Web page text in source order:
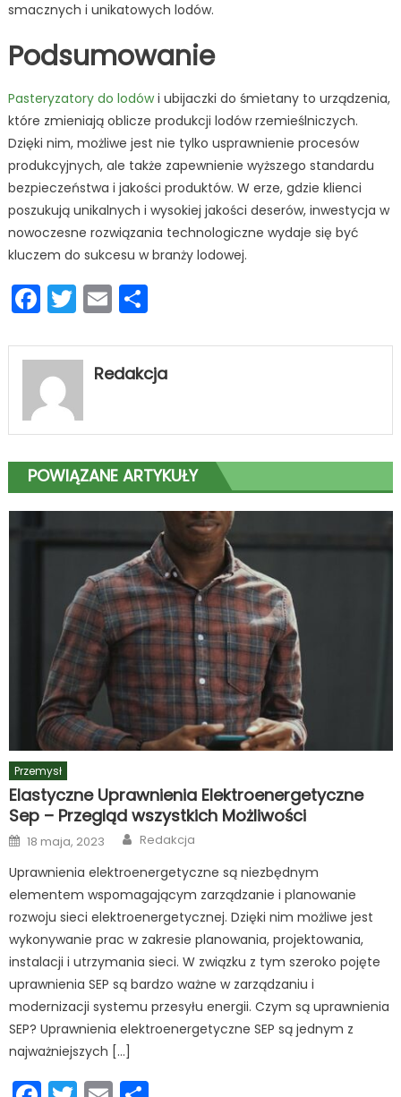
smacznych i unikatowych lodów.
Podsumowanie
Pasteryzatory do lodówi ubijaczki do śmietany to urządzenia,
które zmieniają oblicze produkcji lodów rzemieślniczych.
Dzięki nim, możliwe jest nie tylko usprawnienie procesów
produkcyjnych, ale także zapewnienie wyższego standardu
bezpieczeństwa i jakości produktów. W erze, gdzie klienci
poszukują unikalnych i wysokiej jakości deserów, inwestycja w
nowoczesne rozwiązania technologiczne wydaje się być
kluczem do sukcesu w branży lodowej.
Facebook
Twitter
EmailPodziel
Redakcja
POWIĄZANE ARTYKUŁY
Przemysł
Elastyczne Uprawnienia Elektroenergetyczne
Sep – Przegląd wszystkich Możliwości
Posted
on
18 maja, 2023 Author
Redakcja
Uprawnienia elektroenergetyczne są niezbędnym
elementem wspomagającym zarządzanie i planowanie
rozwoju sieci elektroenergetycznej. Dzięki nim możliwe jest
wykonywanie prac w zakresie planowania, projektowania,
instalacji i utrzymania sieci. W związku z tym szeroko pojęte
uprawnienia SEP są bardzo ważne w zarządzaniu i
modernizacji systemu przesyłu energii. Czym są uprawnienia
SEP? Uprawnienia elektroenergetyczne SEP są jednym z
najważniejszych […]